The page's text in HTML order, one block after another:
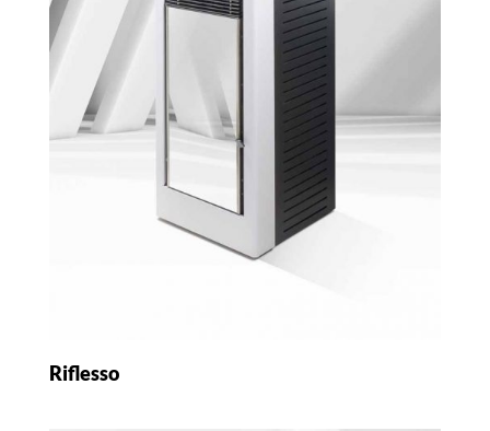
Riflesso